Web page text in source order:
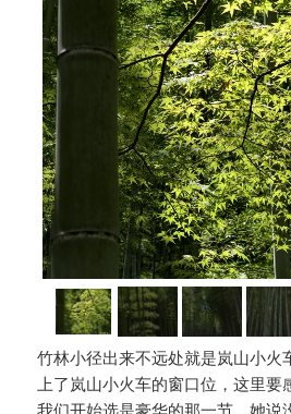
竹林小径出来不远处就是岚山小火
上了岚山小火车的窗口位，这里要